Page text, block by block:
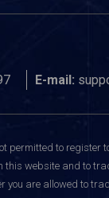
E-mail:
permitted to register
this website and to
you are allowed to